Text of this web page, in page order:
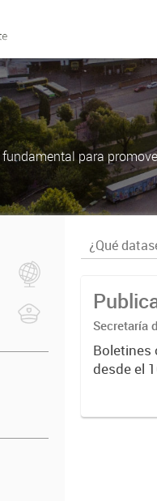
para
Secretaría
Boletines
desde el